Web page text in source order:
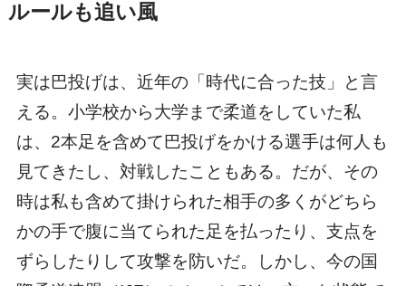
ルールも追い風
実は巴投げは、近年の「時代に合った技」と言
える。小学校から大学まで柔道をしていた私
は、2本足を含めて巴投げをかける選手は何人も
見てきたし、対戦したこともある。だが、その
時は私も含めて掛けられた相手の多くがどちら
かの手で腹に当てられた足を払ったり、支点を
ずらしたりして攻撃を防いだ。しかし、今の国